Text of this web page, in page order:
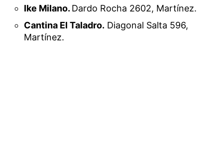
Ike Milano. Dardo Rocha 2602, Martínez.
Cantina El Taladro. Diagonal Salta 596,
Martínez.